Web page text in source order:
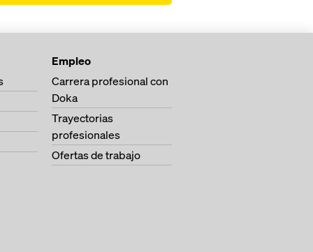
Empleo
Carrera profesional con
Doka
Trayectorias
profesionales
Ofertas de trabajo